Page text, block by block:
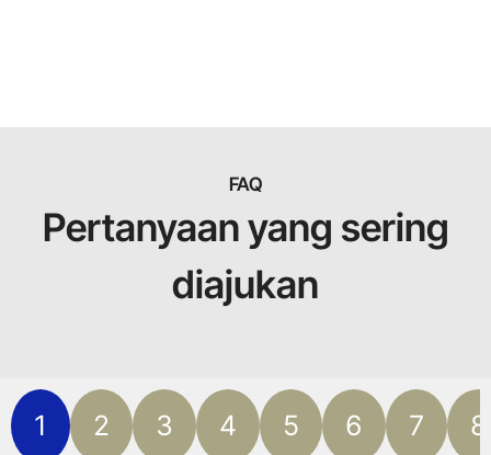
FAQ
Pertanyaan yang sering
diajukan
1 2 3 4 5 6 7 8